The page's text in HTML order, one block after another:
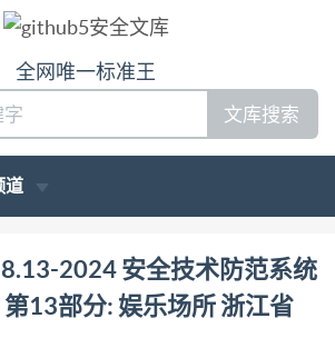
全网唯一标准王
文库搜索
道
33 浙江省地方标准
代替DB33/T768.13—2009 安
设技术规范 第13部分：娱乐场所
2024 安全技术防范系统
13部分: 娱乐场所 浙江省